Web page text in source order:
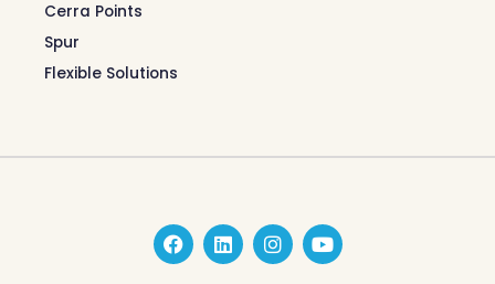
Cerra Points
Spur
Flexible Solutions
F
a
c
L
i
n
I
n
s
Y
o
u